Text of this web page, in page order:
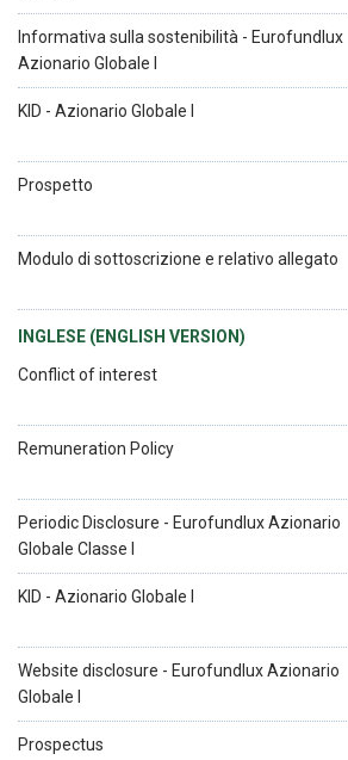
Informativa sulla sostenibilità - Eurofundlux
Azionario Globale I
KID - Azionario Globale I
Prospetto
Modulo di sottoscrizione e relativo allegato
INGLESE (ENGLISH VERSION)
Conflict of interest
Remuneration Policy
Periodic Disclosure - Eurofundlux Azionario
Globale Classe I
KID - Azionario Globale I
Website disclosure - Eurofundlux Azionario
Globale I
Prospectus